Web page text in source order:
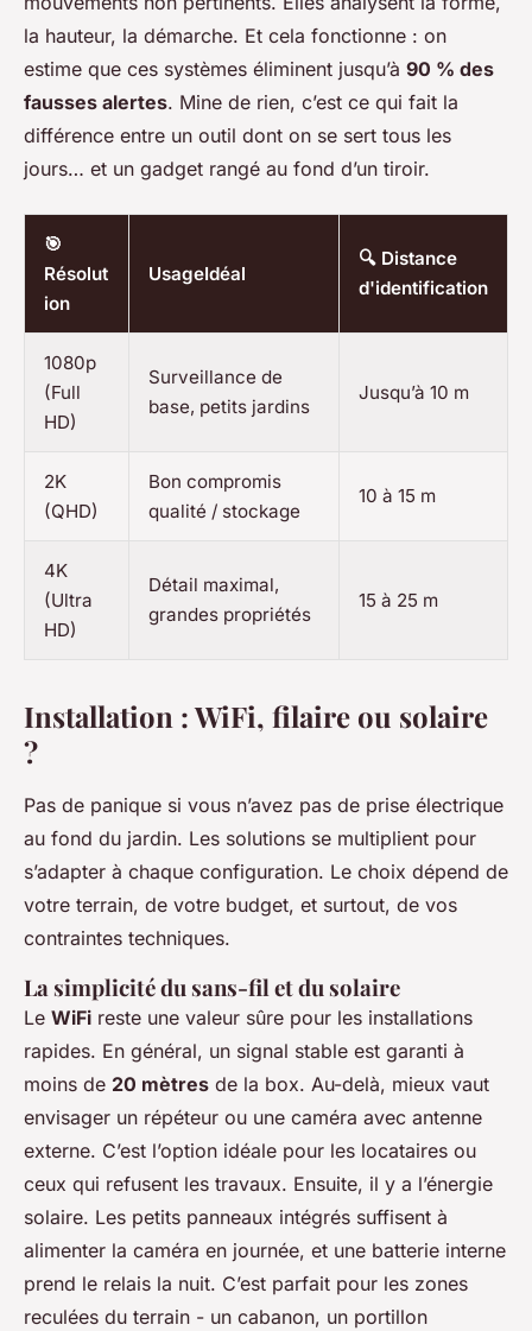
la hauteur, la démarche. Et cela fonctionne : on
estime que ces systèmes éliminent jusqu’à 90 % des
fausses alertes. Mine de rien, c’est ce qui fait la
différence entre un outil dont on se sert tous les
jours… et un gadget rangé au fond d’un tiroir.
🎯
Résolut
ion
UsageIdéal
🔍 Distance
d'identification
1080p
(Full
HD)
Surveillance de
base, petits jardins
Jusqu’à 10 m
2K
(QHD)
Bon compromis
qualité / stockage
10 à 15 m
4K
(Ultra
HD)
Détail maximal,
grandes propriétés
15 à 25 m
Installation : WiFi, filaire ou solaire
?
Pas de panique si vous n’avez pas de prise électrique
au fond du jardin. Les solutions se multiplient pour
s’adapter à chaque configuration. Le choix dépend de
votre terrain, de votre budget, et surtout, de vos
contraintes techniques.
La simplicité du sans-fil et du solaire
Le WiFi reste une valeur sûre pour les installations
rapides. En général, un signal stable est garanti à
moins de 20 mètres de la box. Au-delà, mieux vaut
envisager un répéteur ou une caméra avec antenne
externe. C’est l’option idéale pour les locataires ou
ceux qui refusent les travaux. Ensuite, il y a l’énergie
solaire. Les petits panneaux intégrés suffisent à
alimenter la caméra en journée, et une batterie interne
prend le relais la nuit. C’est parfait pour les zones
reculées du terrain - un cabanon, un portillon